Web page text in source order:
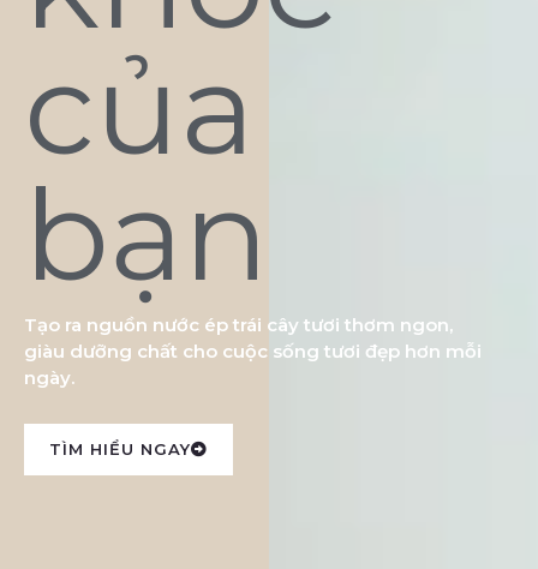
của
bạn
Tạo ra nguồn nước ép trái cây tươi thơm ngon,
giàu dưỡng chất cho cuộc sống tươi đẹp hơn mỗi
ngày.
TÌM HIỂU NGAY